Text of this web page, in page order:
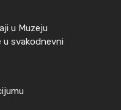
u Muzeju
u svakodnevni